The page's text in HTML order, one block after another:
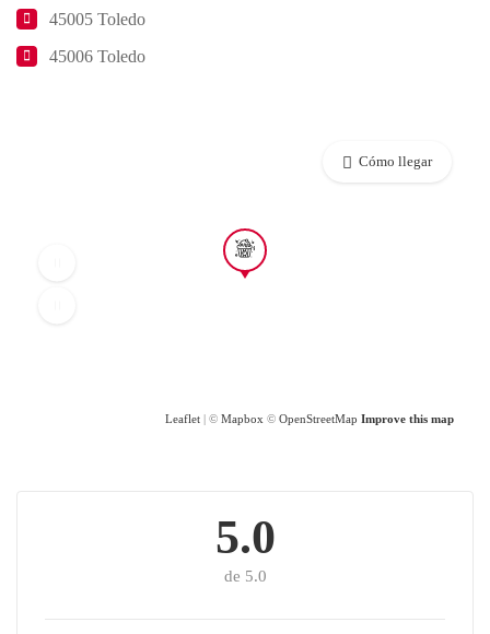
45005 Toledo
45006 Toledo
Leaflet | © Mapbox © OpenStreetMap Improve this map
Cómo llegar
5.0
de 5.0